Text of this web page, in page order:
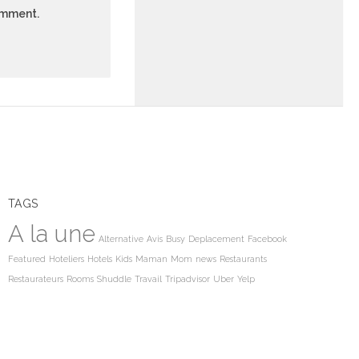
TAGS
A la une Alternative Avis Busy Deplacement Facebook
Featured Hoteliers Hotels Kids Maman Mom news Restaurants
Restaurateurs Rooms Shuddle Travail Tripadvisor Uber Yelp